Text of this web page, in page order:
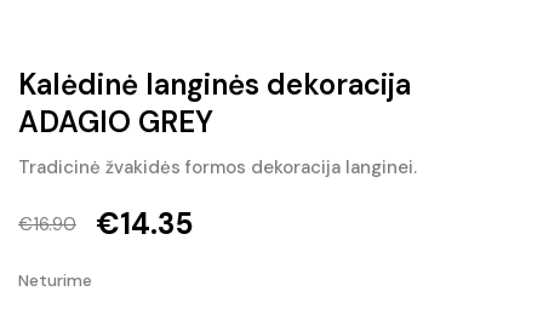
Kalėdinė langinės dekoracija
ADAGIO GREY
Tradicinė žvakidės formos dekoracija langinei.
€16.90
Original
price
€14.35
Current
price
Neturime